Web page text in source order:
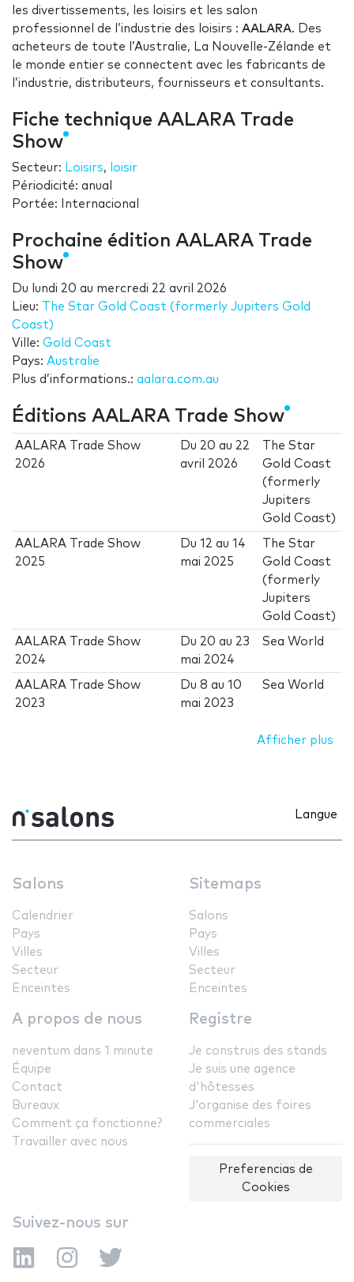
les divertissements, les loisirs et les salon
professionnel de l’industrie des loisirs : AALARA. Des
acheteurs de toute l’Australie, La Nouvelle-Zélande et
le monde entier se connectent avec les fabricants de
l’industrie, distributeurs, fournisseurs et consultants.
Fiche technique AALARA Trade
Show
Secteur: Loisirs, loisir
Périodicité: anual
Portée: Internacional
Prochaine édition AALARA Trade
Show
Du lundi 20 au mercredi 22 avril 2026
Lieu:
The Star Gold Coast (formerly Jupiters Gold
Coast)
Ville: Gold Coast
Pays: Australie
Plus d’informations.: aalara.com.au
Éditions AALARA Trade Show
AALARA Trade Show
2026
Du 20 au 22
avril 2026
The Star
Gold Coast
(formerly
Jupiters
Gold Coast)
AALARA Trade Show
2025
Du12 au14
mai 2025
The Star
Gold Coast
(formerly
Jupiters
Gold Coast)
AALARA Trade Show
2024
Du 20 au 23
mai 2024
Sea World
AALARA Trade Show
2023
Du8 au10
mai 2023
Sea World
Afficher plus
Langue
Salons
Calendrier
Pays
Villes
Secteur
Enceintes
Sitemaps
Salons
Pays
Villes
Secteur
Enceintes
A propos de nous
neventum dans 1 minute
Équipe
Contact
Bureaux
Comment ça fonctionne?
Travailler avec nous
Registre
Je construis des stands
Je suis une agence
d'hôtesses
J'organise des foires
commerciales
Preferencias de
Cookies
Suivez-nous sur